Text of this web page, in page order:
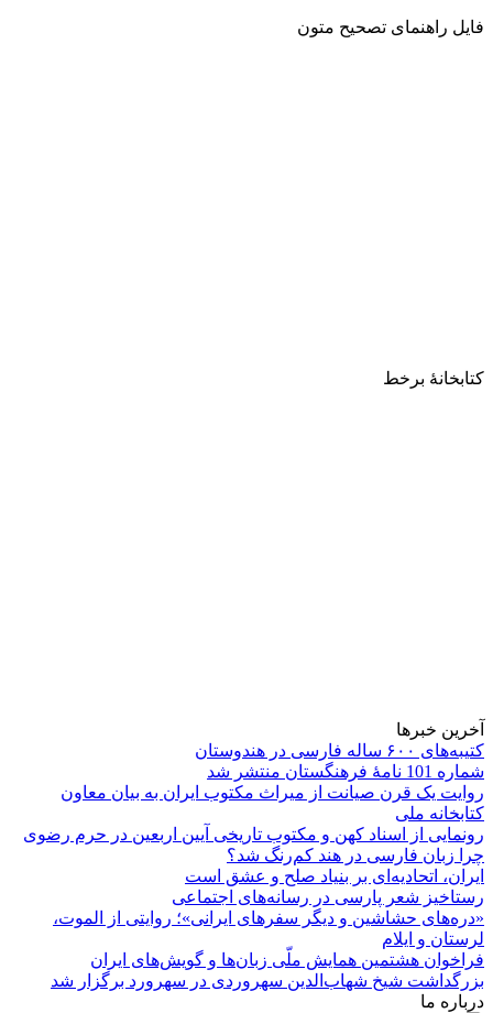
فایل راهنمای تصحیح متون
کتابخانۀ برخط
آخرین خبرها
کتیبه‌های ۶۰۰ ساله فارسی در هندوستان
شماره 101 نامۀ فرهنگستان منتشر شد
روایت یک قرن صیانت از میراث مکتوب ایران به بیان معاون
کتابخانه ملی
رونمایی از اسناد کهن و مکتوب تاریخی آیین اربعین در حرم رضوی
چرا زبان فارسی در هند کم‌رنگ شد؟
ایران، اتحادیه‌ای بر بنیاد صلح و عشق است
رستاخیز شعر پارسی در رسانه‌های اجتماعی
«دره‌های حشاشین و دیگر سفرهای ایرانی»؛ روایتی از الموت،
لرستان و ایلام
فراخوان هشتمین همایش ملّی زبان‌ها و گویش‌های ایران
بزرگداشت شیخ شهاب‌الدین سهروردی در سهرورد برگزار شد
درباره ما